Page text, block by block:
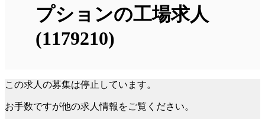
プションの工場求人
(1179210)
この求人の募集は停止しています。
お手数ですが他の求人情報をご覧ください。